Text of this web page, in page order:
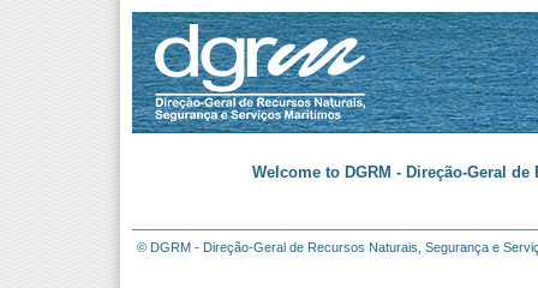
Welcome to DGRM - Direção-Geral
© DGRM - Direção-Geral de Recursos Naturais, Segurança e